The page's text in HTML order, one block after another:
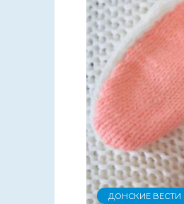
ДОНСКИЕ ВЕСТИ